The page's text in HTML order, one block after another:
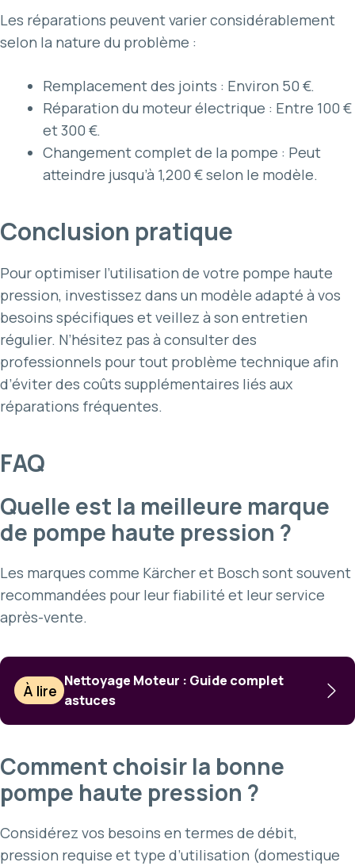
Les réparations peuvent varier considérablement
selon la nature du problème :
Remplacement des joints : Environ 50 €.
Réparation du moteur électrique : Entre 100 €
et 300 €.
Changement complet de la pompe : Peut
atteindre jusqu’à 1,200 € selon le modèle.
Conclusion pratique
Pour optimiser l’utilisation de votre pompe haute
pression, investissez dans un modèle adapté à vos
besoins spécifiques et veillez à son entretien
régulier. N’hésitez pas à consulter des
professionnels pour tout problème technique afin
d’éviter des coûts supplémentaires liés aux
réparations fréquentes.
FAQ
Quelle est la meilleure marque
de pompe haute pression ?
Les marques comme Kärcher et Bosch sont souvent
recommandées pour leur fiabilité et leur service
après-vente.
À lire
Nettoyage Moteur : Guide complet
astuces
Comment choisir la bonne
pompe haute pression ?
Considérez vos besoins en termes de débit,
pression requise et type d’utilisation (domestique